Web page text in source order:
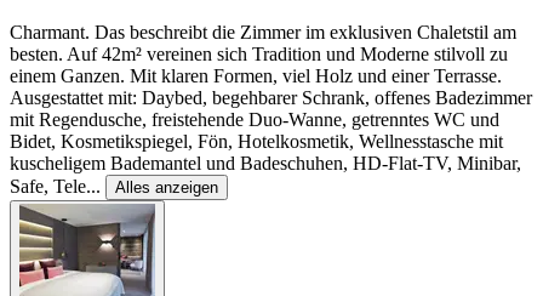
Charmant. Das beschreibt die Zimmer im exklusiven Chaletstil am
besten. Auf 42m² vereinen sich Tradition und Moderne stilvoll zu
einem Ganzen. Mit klaren Formen, viel Holz und einer Terrasse.
Ausgestattet mit: Daybed, begehbarer Schrank, offenes Badezimmer
mit Regendusche, freistehende Duo-Wanne, getrenntes WC und
Bidet, Kosmetikspiegel, Fön, Hotelkosmetik, Wellnesstasche mit
kuscheligem Bademantel und Badeschuhen, HD-Flat-TV, Minibar,
Safe, Tele... Alles anzeigen